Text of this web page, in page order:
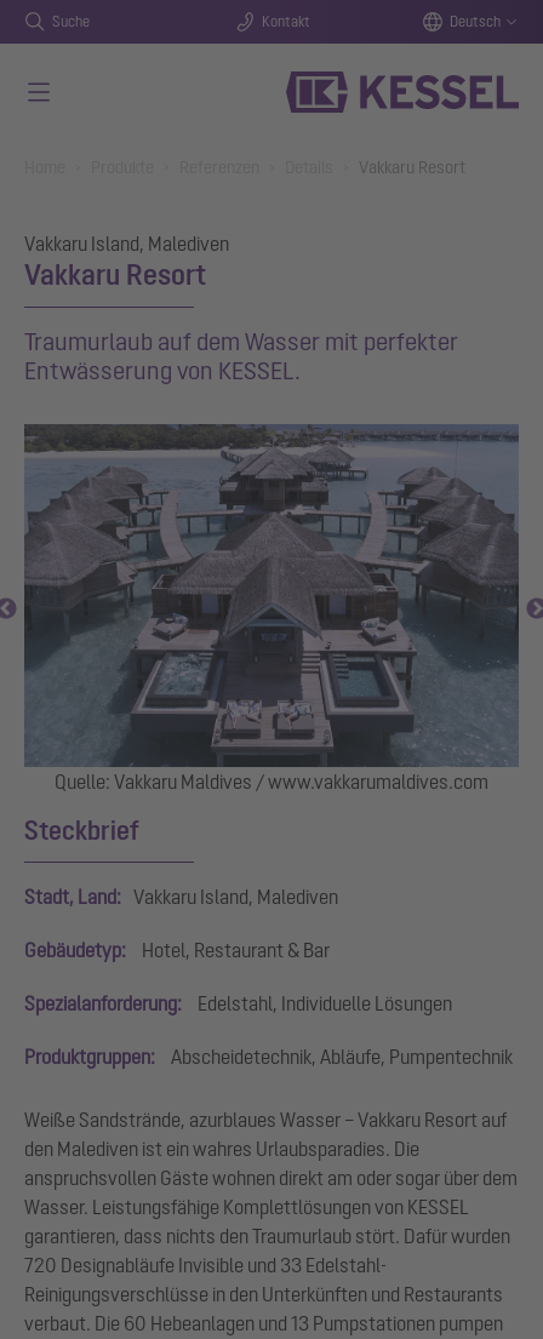
Suche Kontakt Deutsch
Vakkaru Resort
Vakkaru Island, Malediven
Vakkaru Resort
Traumurlaub auf dem Wasser mit perfekter
Entwässerung von KESSEL.
Quelle: Vakkaru Maldives / www.vakkarumaldives.com
Steckbrief
Stadt, Land: Vakkaru Island, Malediven
Gebäudetyp: Hotel, Restaurant & Bar
Spezialanforderung: Edelstahl, Individuelle Lösungen
Produktgruppen: Abscheidetechnik, Abläufe, Pumpentechnik
Weiße Sandstrände, azurblaues Wasser – Vakkaru Resort auf
den Malediven ist ein wahres Urlaubsparadies. Die
anspruchsvollen Gäste wohnen direkt am oder sogar über dem
Wasser. Leistungsfähige Komplettlösungen von KESSEL
garantieren, dass nichts den Traumurlaub stört. Dafür wurden
720 Designabläufe Invisible und 33 Edelstahl-
Reinigungsverschlüsse in den Unterkünften und Restaurants
verbaut. Die 60 Hebeanlagen und 13 Pumpstationen pumpen